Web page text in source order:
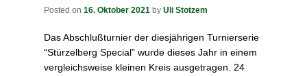
Posted on 16. Oktober 2021 by Uli Stotzem
Das Abschlußturnier der diesjährigen Turnierserie
“Stürzelberg Special” wurde dieses Jahr in einem
vergleichsweise kleinen Kreis ausgetragen. 24